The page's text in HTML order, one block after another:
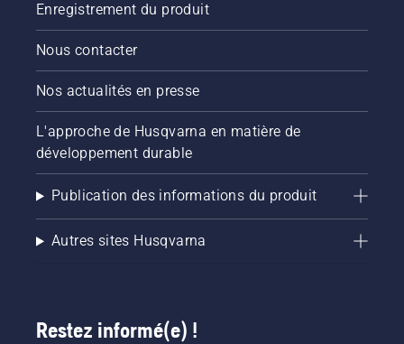
Enregistrement du produit
Nous contacter
Nos actualités en presse
L'approche de Husqvarna en matière de
développement durable
Publication des informations du produit
Autres sites Husqvarna
Restez informé(e) !